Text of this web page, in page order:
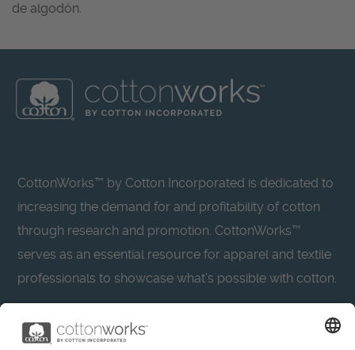
de algodón.
CottonWorks™ by Cotton Incorporated is dedicated to
increasing the demand for and profitability of cotton
through research and promotion. CottonWorks™
serves as an essential resource for apparel and textile
professionals to showcase what’s possible with cotton.
Learn more about Cotton Incorporated’s sustainability